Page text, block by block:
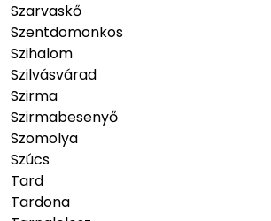
Szarvaskő
Szentdomonkos
Szihalom
Szilvásvárad
Szirma
Szirmabesenyő
Szomolya
Szúcs
Tard
Tardona